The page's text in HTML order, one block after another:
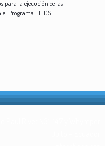
para la ejecución de las
Programa FIEDS. .